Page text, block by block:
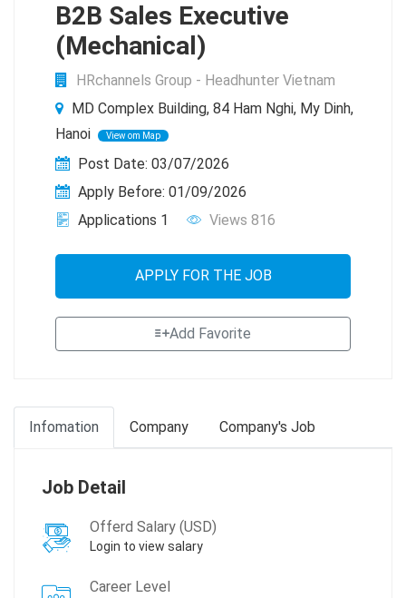
B2B Sales Executive
(Mechanical)
HRchannels Group - Headhunter Vietnam
MD Complex Building, 84 Ham Nghi, My Dinh,
Hanoi
View om Map
Post Date: 03/07/2026
Apply Before: 01/09/2026
Applications 1
Views 816
APPLY FOR THE JOB
Add Favorite
Infomation Company Company's Job
Job Detail
Offerd Salary (USD)
Login to view salary
Career Level